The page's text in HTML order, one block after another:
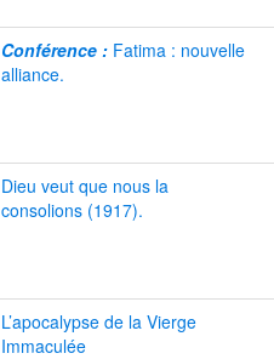
Conférence : Fatima : nouvelle
alliance.
Dieu veut que nous la
consolions (1917).
L’apocalypse de la Vierge
Immaculée